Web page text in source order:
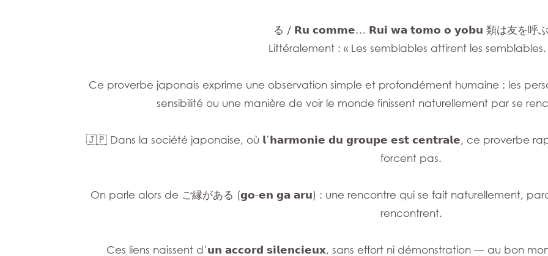
る / 𝗥𝘂 𝗰𝗼𝗺𝗺𝗲… 𝗥𝘂𝗶 𝘄𝗮 𝘁𝗼𝗺𝗼 𝗼 𝘆𝗼𝗯𝘂 類は友を呼ぶ
Littéralement : « Les semblables attirent les semblables.
Ce proverbe japonais exprime une observation simple et profondément humaine : les
sensibilité ou une manière de voir le monde finissent naturellement par se
🇯🇵 Dans la société japonaise, où 𝗹’𝗵𝗮𝗿𝗺𝗼𝗻𝗶𝗲 𝗱𝘂 𝗴𝗿𝗼𝘂𝗽𝗲 𝗲𝘀𝘁 𝗰𝗲𝗻𝘁𝗿𝗮𝗹𝗲, ce proverbe
forcent pas.
On parle alors de ご縁がある (𝗴𝗼-𝗲𝗻 𝗴𝗮 𝗮𝗿𝘂) : une rencontre qui se fait naturellement,
rencontrent.
Ces liens naissent d’𝘂𝗻 𝗮𝗰𝗰𝗼𝗿𝗱 𝘀𝗶𝗹𝗲𝗻𝗰𝗶𝗲𝘂𝘅, sans effort ni démonstration — au bon